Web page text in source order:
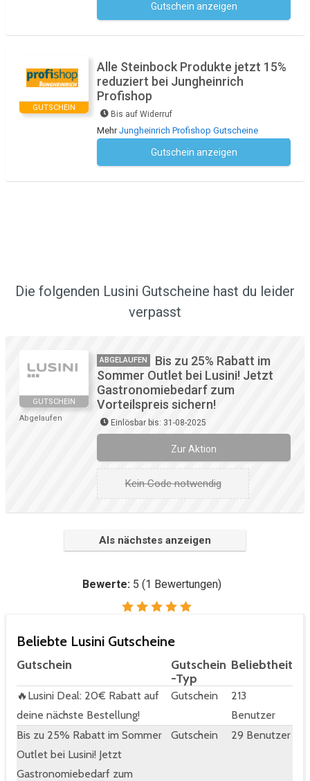
Gutschein anzeigen
GUTSCHEIN
Alle Steinbock Produkte jetzt 15%
reduziert bei Jungheinrich
Profishop
Bis auf Widerruf
MehrJungheinrich Profishop Gutscheine
Gutschein anzeigen
Die folgenden Lusini Gutscheine hast du leider
verpasst
GUTSCHEIN
Abgelaufen
ABGELAUFEN
Bis zu 25% Rabatt im
Sommer Outlet bei Lusini! Jetzt
Gastronomiebedarf zum
Vorteilspreis sichern!
Einlösbar bis: 31-08-2025
Zur Aktion
Kein Code notwendig
Als nächstes anzeigen
Bewerte: 5 (1 Bewertungen)
Beliebte Lusini Gutscheine
Gutschein
Gutschein
-Typ
Beliebtheit
🔥Lusini Deal: 20€ Rabatt auf
deine nächste Bestellung!
Gutschein
213
Benutzer
Bis zu 25% Rabatt im Sommer
Outlet bei Lusini! Jetzt
Gastronomiebedarf zum
Gutschein 29 Benutzer